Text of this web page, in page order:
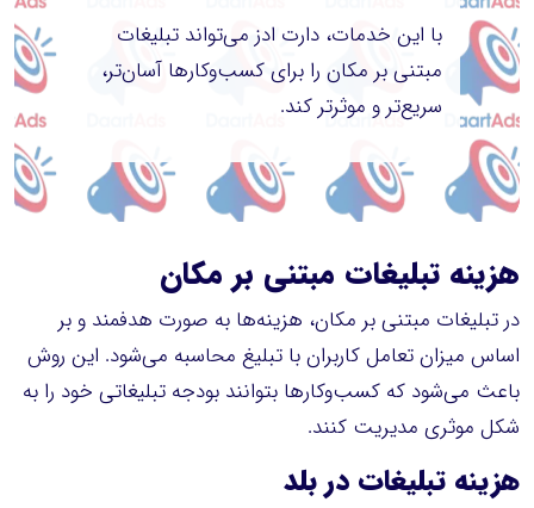
با این خدمات، دارت ادز می‌تواند تبلیغات
مبتنی بر مکان را برای کسب‌وکارها آسان‌تر،
سریع‌تر و موثرتر کند.
هزینه تبلیغات مبتنی بر مکان
در تبلیغات مبتنی بر مکان، هزینه‌ها به صورت هدفمند و بر
اساس میزان تعامل کاربران با تبلیغ محاسبه می‌شود. این روش
باعث می‌شود که کسب‌وکارها بتوانند بودجه تبلیغاتی خود را به
شکل موثری مدیریت کنند.
هزینه تبلیغات در بلد